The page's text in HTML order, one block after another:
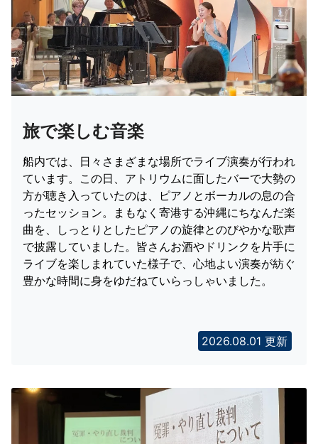
旅で楽しむ音楽
船内では、日々さまざまな場所でライブ演奏が行われ
ています。この日、アトリウムに面したバーで大勢の
方が聴き入っていたのは、ピアノとボーカルの息の合
ったセッション。まもなく寄港する沖縄にちなんだ楽
曲を、しっとりとしたピアノの旋律とのびやかな歌声
で披露していました。皆さんお酒やドリンクを片手に
ライブを楽しまれていた様子で、心地よい演奏が紡ぐ
豊かな時間に身をゆだねていらっしゃいました。
2026.08.01 更新